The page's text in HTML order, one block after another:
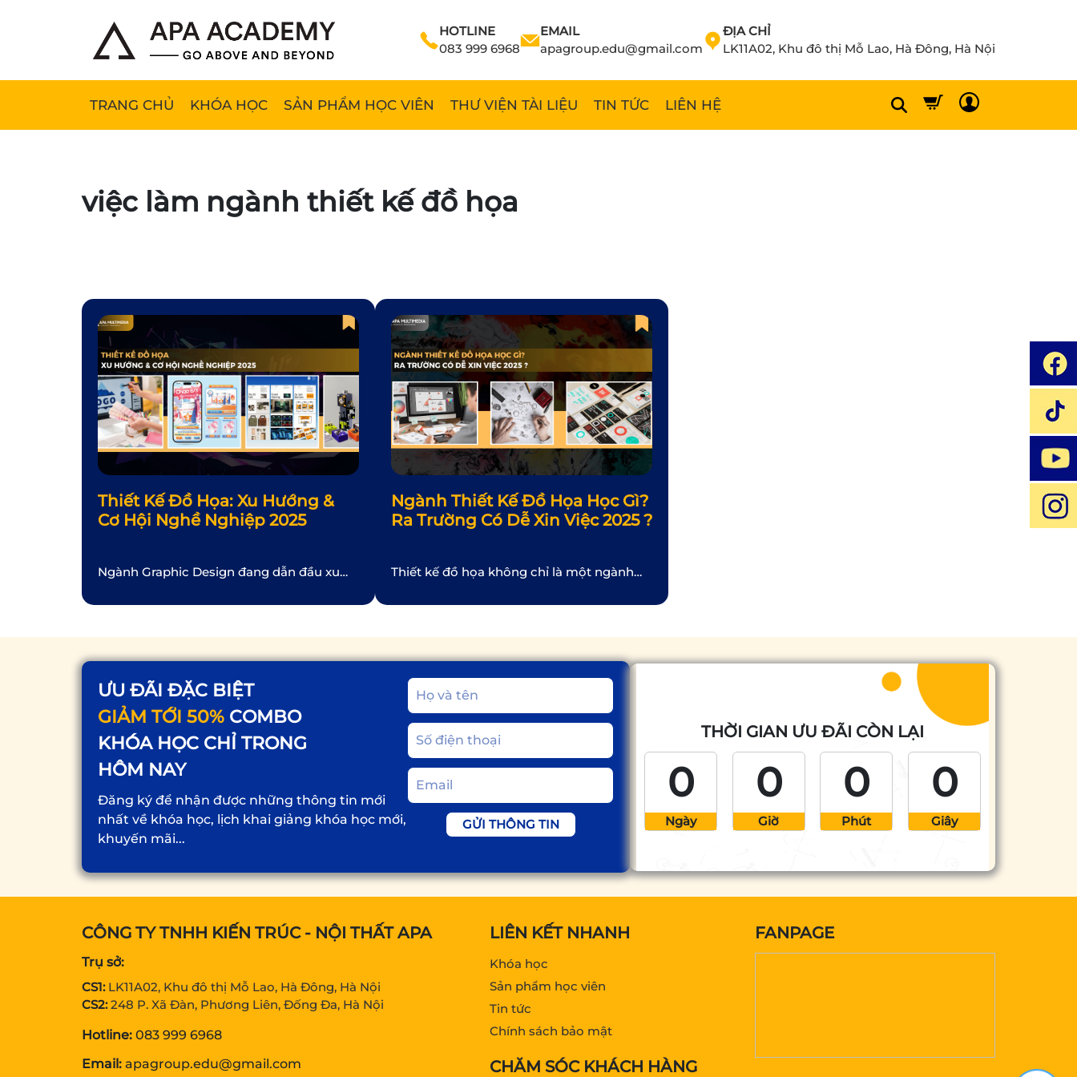
HOTLINE
083 999 6968
EMAIL
apagroup.edu@gmail.com
ĐỊA CHỈ
LK11A02, Khu đô thị Mỗ Lao, Hà Đông, Hà Nội
TRANG CHỦ KHÓA HỌC SẢN PHẨM HỌC VIÊN THƯ VIỆN TÀI LIỆU TIN TỨC LIÊN HỆ
việc làm ngành thiết kế đồ họa
Thiết Kế Đồ Họa: Xu Hướng &
Cơ Hội Nghề Nghiệp 2025
Ngành Graphic Design đang dẫn đầu xu
nghiệp đầy triển vọng. Bài viết này sẽ giúp
và xu hướng phát triển của Thiết kế đồ họa
trong kỷ nguyên số. Cùng APA Multimedia
khám phá […]
Ngành Thiết Kế Đồ Họa Học Gì?
Ra Trường Có Dễ Xin Việc 2025 ?
Thiết kế đồ họa không chỉ là một ngành
đầy đam mê. Trong thế giới số hóa ngày
đóng vai trò then chốt, nhu cầu về các
chuyên gia thiết kế đồ họa ngày càng tăng
cao. […]
ƯU ĐÃI ĐẶC BIỆT
GIẢM TỚI 50% COMBO
KHÓA HỌC CHỈ TRONG
HÔM NAY
Đăng ký để nhận được những thông tin mới
nhất về khóa học, lịch khai giảng khóa học mới,
khuyến mãi...
GỬI THÔNG TIN
THỜI GIAN ƯU ĐÃI CÒN LẠI
0
Ngày
0
Giờ
0
Phút
0
Giây
CÔNG TY TNHH KIẾN TRÚC - NỘI THẤT APA
Trụ sở:
CS1: LK11A02, Khu đô thị Mỗ Lao, Hà Đông, Hà Nội
CS2: 248 P. Xã Đàn, Phương Liên, Đống Đa, Hà Nội
Hotline: 083 999 6968
Email: apagroup.edu@gmail.com
LIÊN KẾT NHANH
Khóa học
Sản phẩm học viên
Tin tức
Chính sách bảo mật
CHĂM SÓC KHÁCH HÀNG
FANPAGE